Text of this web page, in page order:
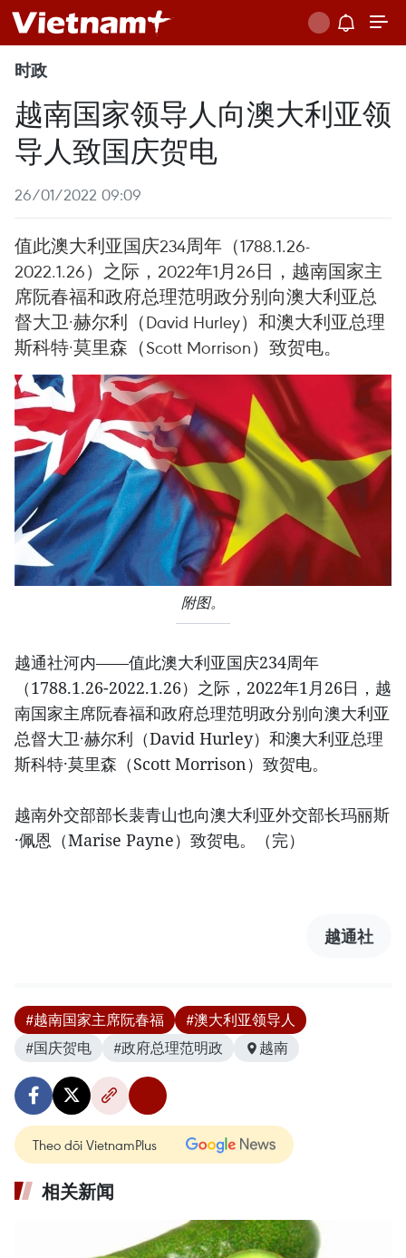
时政
越南国家领导人向澳大利亚领
导人致国庆贺电
26/01/2022 09:09
值此澳大利亚国庆234周年（1788.1.26-
2022.1.26）之际，2022年1月26日，越南国家主
席阮春福和政府总理范明政分别向澳大利亚总
督大卫·赫尔利（David Hurley）和澳大利亚总理
斯科特·莫里森（Scott Morrison）致贺电。
附图。
越通社河内——值此澳大利亚国庆234周年
（1788.1.26-2022.1.26）之际，2022年1月26日，越
南国家主席阮春福和政府总理范明政分别向澳大利亚
总督大卫·赫尔利（David Hurley）和澳大利亚总理
斯科特·莫里森（Scott Morrison）致贺电。
越南外交部部长裴青山也向澳大利亚外交部长玛丽斯
·佩恩（Marise Payne）致贺电。（完）
越通社
#越南国家主席阮春福
#澳大利亚领导人
#国庆贺电
#政府总理范明政 越南
Theo dõi VietnamPlus
相关新闻